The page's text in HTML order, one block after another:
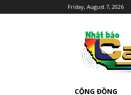
Friday, August 7, 2026
CỘNG ĐỒNG